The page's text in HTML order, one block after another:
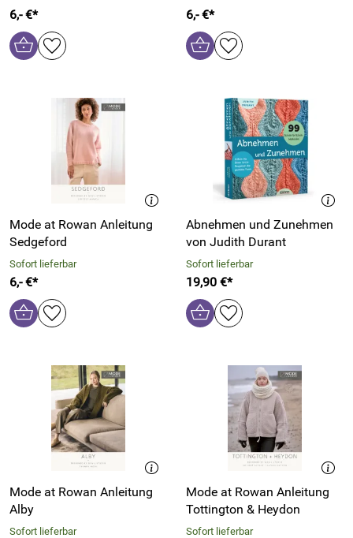
6,- €* 6,- €*
Mode at Rowan Anleitung
Sedgeford
Sofort lieferbar
6,- €*
Abnehmen und Zunehmen
von Judith Durant
Sofort lieferbar
19,90 €*
Mode at Rowan Anleitung
Alby
Sofort lieferbar
Mode at Rowan Anleitung
Tottington & Heydon
Sofort lieferbar